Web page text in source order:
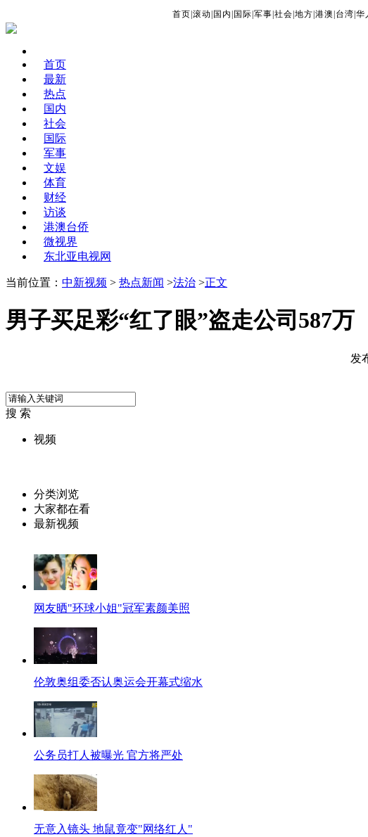
首页 滚动 国内 国际 军事 社会 地方 港澳 台湾 华
首页
最新
热点
国内
社会
国际
军事
文娱
体育
财经
访谈
港澳台侨
微视界
东北亚电视网
当前位置： 中新视频 > 热点新闻 >法治 >正文
男子买足彩“红了眼”盗走公司587万
发
搜 索
视频
分类浏览
大家都在看
最新视频
网友晒"环球小姐"冠军素颜美照
伦敦奥组委否认奥运会开幕式缩水
公务员打人被曝光 官方将严处
无意入镜头 地鼠竟变"网络红人"